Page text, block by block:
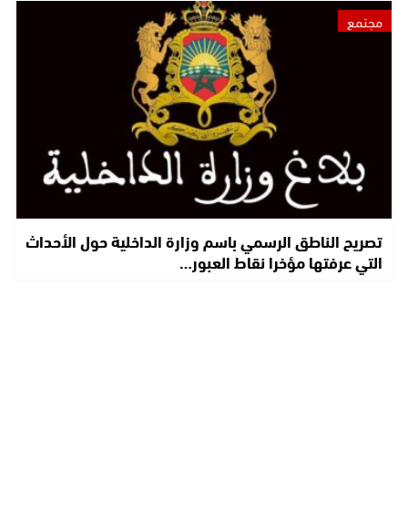
مجتمع
تصريح الناطق الرسمي باسم وزارة الداخلية حول الأحداث
التي عرفتها مؤخرا نقاط العبور…